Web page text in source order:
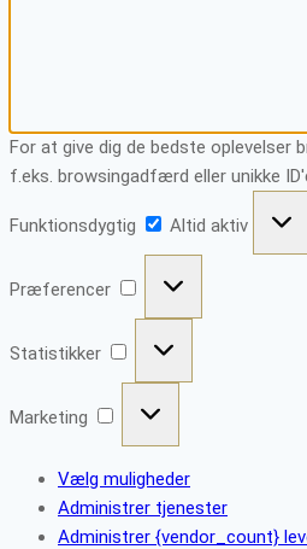
For at give dig de bedste oplevelser
f.eks. browsingadfærd eller unikke
Funktionsdygtig
Altid aktiv
Præferencer
Statistikker
Marketing
Vælg muligheder
Administrer tjenester
Administrer {vendor_count}